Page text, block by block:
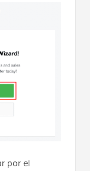
por el